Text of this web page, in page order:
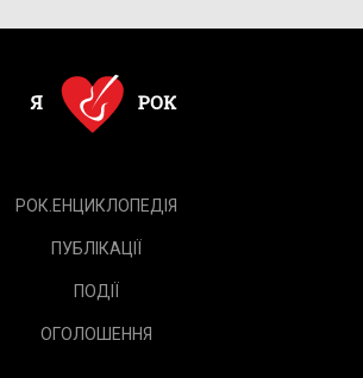
РОК.ЕНЦИКЛОПЕДІЯ
ПУБЛІКАЦІЇ
ПОДІЇ
ОГОЛОШЕННЯ